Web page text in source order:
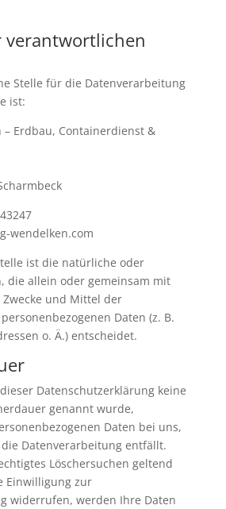
verantwortlichen
Stelle für die Datenverarbeitung
ist:
– Erdbau, Containerdienst &
wendelken.com
ist die natürliche oder
die allein oder gemeinsam mit
und Mittel der
Daten (z. B.
o. Ä.) entscheidet.
Datenschutzerklärung keine
genannt wurde,
Daten bei uns,
Datenverarbeitung entfällt.
Löschersuchen geltend
Einwilligung zur
widerrufen, werden Ihre Daten